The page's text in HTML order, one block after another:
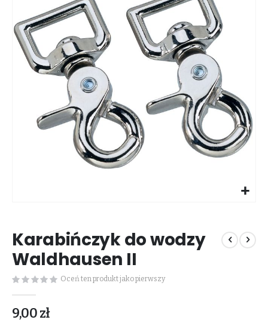
początek
galerii
Karabińczyk do wodzy
Waldhausen II
Oceń ten produkt jako pierwszy
9,00 zł